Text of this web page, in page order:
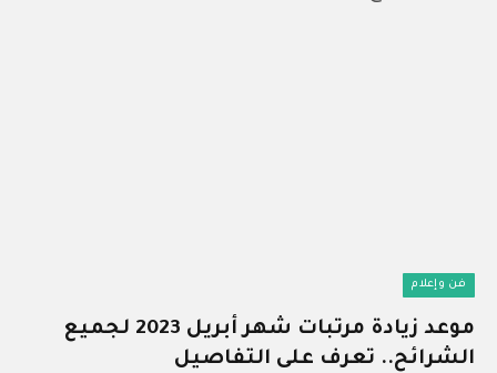
فن وإعلام
موعد زيادة مرتبات شهر أبريل 2023 لجميع
الشرائح.. تعرف على التفاصيل